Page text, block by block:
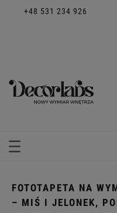
+48 531 234 926
FOTOTAPETA NA
– MIŚ I JELONEK,